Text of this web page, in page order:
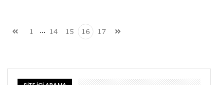
1 … 14 15 16 17